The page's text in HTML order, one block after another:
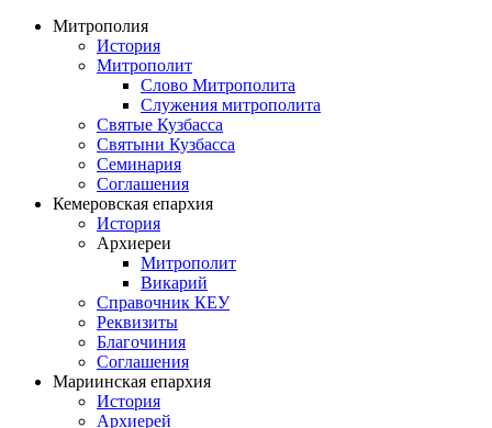
Митрополия
История
Митрополит
Слово Митрополита
Служения митрополита
Святые Кузбасса
Святыни Кузбасса
Семинария
Соглашения
Кемеровская епархия
История
Архиереи
Митрополит
Викарий
Справочник КЕУ
Реквизиты
Благочиния
Соглашения
Мариинская епархия
История
Архиерей